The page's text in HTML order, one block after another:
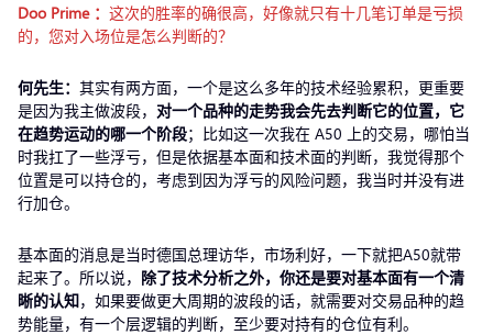
Doo Prime： 这次的胜率的确很高，好像就只有十几笔订单是亏损
的，您对入场位是怎么判断的？
何先生： 其实有两方面，一个是这么多年的技术经验累积，更重要
是因为我主做波段， 对一个品种的走势我会先去判断它的位置，它
在趋势运动的哪一个阶段；比如这一次我在 A50 上的交易，哪怕当
时我扛了一些浮亏，但是依据基本面和技术面的判断，我觉得那个
位置是可以持仓的，考虑到因为浮亏的风险问题，我当时并没有进
行加仓。
基本面的消息是当时德国总理访华，市场利好，一下就把A50就带
起来了。所以说， 除了技术分析之外，你还是要对基本面有一个清
晰的认知，如果要做更大周期的波段的话，就需要对交易品种的趋
势能量，有一个层逻辑的判断，至少要对持有的仓位有利。